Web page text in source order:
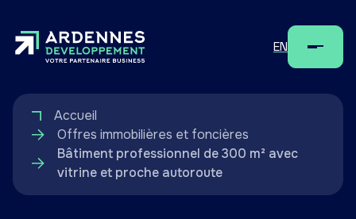
EN Menu
Accueil
Offres immobilières et foncières
Bâtiment professionnel de 300 m² avec
vitrine et proche autoroute